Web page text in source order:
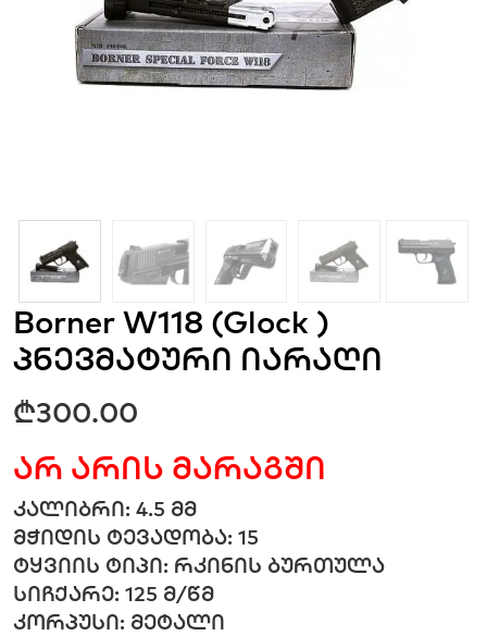
Borner W118 (Glock )
პნევმატური იარაღი
₾300.00
არ არის მარაგში
კალიბრი: 4.5 მმ
მჭიდის ტევადობა: 15
ტყვიის ტიპი: რკინის ბურთულა
სიჩქარე: 125 მ/წმ
კორპუსი: მეტალი